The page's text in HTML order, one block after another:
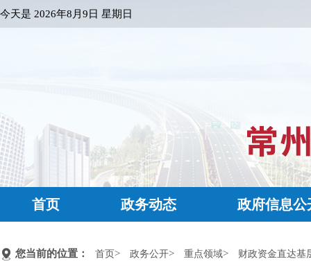
今天是 2026年8月9日 星期日
首页 政务动态 政府信息公
您当前的位置： 首页> 政务公开> 重点领域> 财政资金直达基